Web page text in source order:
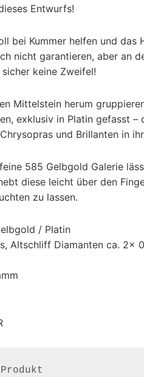
Entwurfs!
bei Kummer helfen und das
nicht garantieren, aber an
keine Zweifel!
Mittelstein herum
exklusiv in Platin gefasst –
und Brillanten in
585 Gelbgold Galerie
diese leicht über den
zu lassen.
/ Platin
Altschliff Diamanten ca. 2x